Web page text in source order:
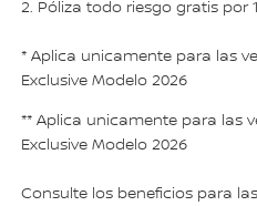
2. Póliza todo riesgo gratis por
* Aplica unicamente para las
Exclusive Modelo 2026
** Aplica unicamente para las
Exclusive Modelo 2026
Consulte los beneficios para